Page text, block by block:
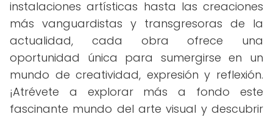
instalaciones artísticas hasta las creaciones
más vanguardistas y transgresoras de la
actualidad, cada obra ofrece una
oportunidad única para sumergirse en un
mundo de creatividad, expresión y reflexión.
¡Atrévete a explorar más a fondo este
fascinante mundo del arte visual y descubrir